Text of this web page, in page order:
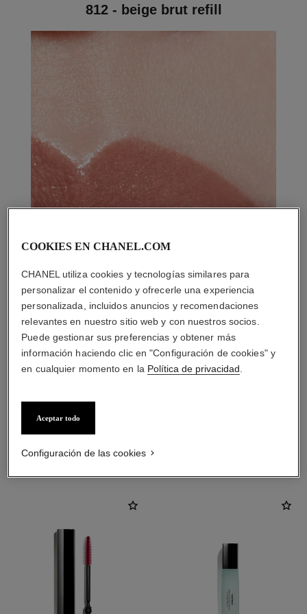
812 - beige brut refill
LA COMBINACIÓN PERFECTA
COOKIES EN CHANEL.COM
CHANEL utiliza cookies y tecnologías similares para
personalizar el contenido y ofrecerle una experiencia
personalizada, incluidos anuncios y recomendaciones
relevantes en nuestro sitio web y con nuestros socios.
Puede gestionar sus preferencias y obtener más
información haciendo clic en "Configuración de cookies" y
en cualquier momento en la Política de privacidad
Aceptar todo
Configuración de las cookies